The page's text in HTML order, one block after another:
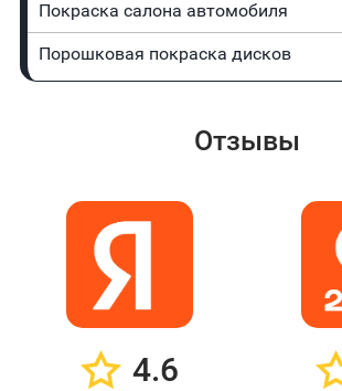
Покраска салона автомобиля
Порошковая покраска дисков
Отзывы
4.6